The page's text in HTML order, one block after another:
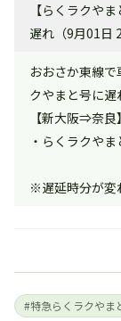
【らくラクや
遅れ（9月01日
おおさか東線
クやまと号に遅
【新大阪⇒奈良】
・らくラクや
※遅延時分が変
#特急らくラクやま